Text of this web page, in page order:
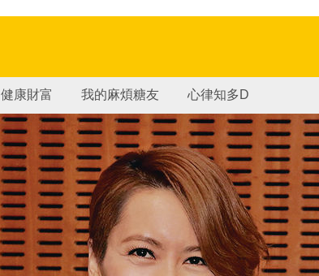
健康財富 我的麻煩糖友 心律知多D